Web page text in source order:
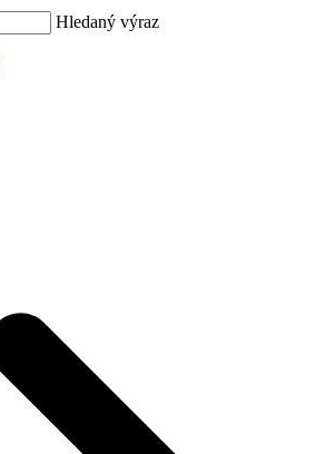
Hledaný výraz